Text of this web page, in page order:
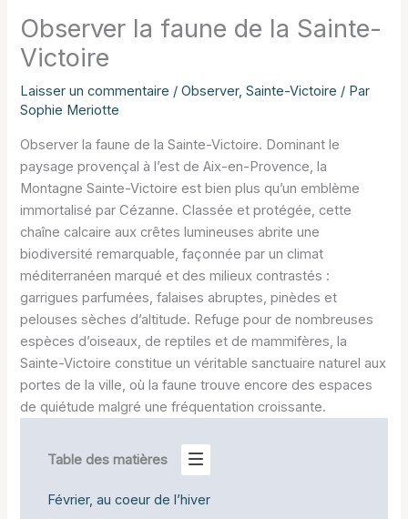
Observer la faune de la Sainte-
Victoire
Laisser un commentaire /Observer,Sainte-Victoire / Par
Sophie Meriotte
Observer la faune de la Sainte-Victoire. Dominant le
paysage provençal à l’est de Aix-en-Provence, la
Montagne Sainte-Victoire est bien plus qu’un emblème
immortalisé par Cézanne. Classée et protégée, cette
chaîne calcaire aux crêtes lumineuses abrite une
biodiversité remarquable, façonnée par un climat
méditerranéen marqué et des milieux contrastés :
garrigues parfumées, falaises abruptes, pinèdes et
pelouses sèches d’altitude. Refuge pour de nombreuses
espèces d’oiseaux, de reptiles et de mammifères, la
Sainte-Victoire constitue un véritable sanctuaire naturel aux
portes de la ville, où la faune trouve encore des espaces
de quiétude malgré une fréquentation croissante.
Table des matières
Février, au coeur de l’hiver